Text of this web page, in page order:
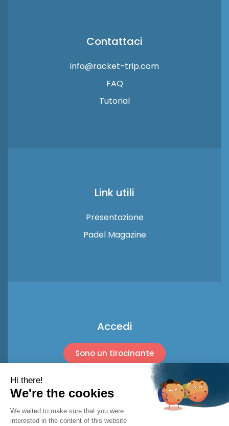
Contattaci
info@racket-trip.com
FAQ
Tutorial
Link utili
Presentazione
Padel Magazine
Accedi
Sono un tirocinante
Sono un professionista